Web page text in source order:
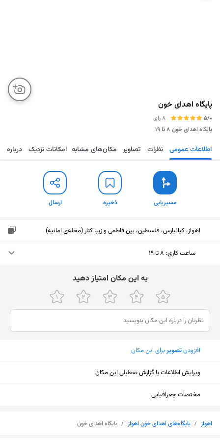
پایگاه اهدای خون
5/0
8 رای
پایگاه اهدای خون ۸ تا ۱۹
مسیریابی ذخیره ارسال اطلاعات عمومی نظرات تصاویر مکان‌های مشابه امکانات نزدیک درباره
مسیریابی ذخیره ارسال
اهواز، کیانپارس، فلسطین، بین فاطمی و زیبا کنار (محله‌ی امانیه)
ساعت کاری: ۸ تا ۱۹
یکشنبه
۸ تا ۱۹
دوشنبه
۸ تا ۱۹
سه‌شنبه
چهارشنبه
پنجشنبه
ﺑﻪ اﯾﻦ ﻣﮑﺎن اﻣﺘﯿﺎز دﻫﯿﺪ
افزودنتصویربرای این مکان
ویرایش اطلاعات یا گزارش تعطیلی این مکان
مختصات جغرافیایی
اهواز / پایگاه‌های اهدای خون اهواز / پایگاه اهدای خون